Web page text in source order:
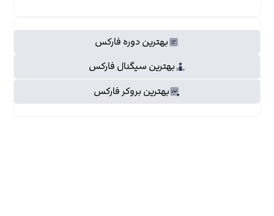
بهترین دوره فارکس
بهترین سیگنال فارکس
بهترین بروکر فارکس